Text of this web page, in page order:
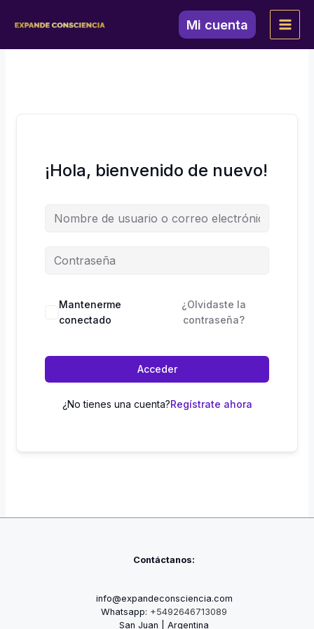
Mi cuenta
¡Hola, bienvenido de nuevo!
Mantenerme
conectado
¿Olvidaste la
contraseña?
Acceder
¿No tienes una cuenta?Regístrate ahora
Contáctanos:
info@expandeconsciencia.com
Whatsapp: +5492646713089
San Juan | Argentina